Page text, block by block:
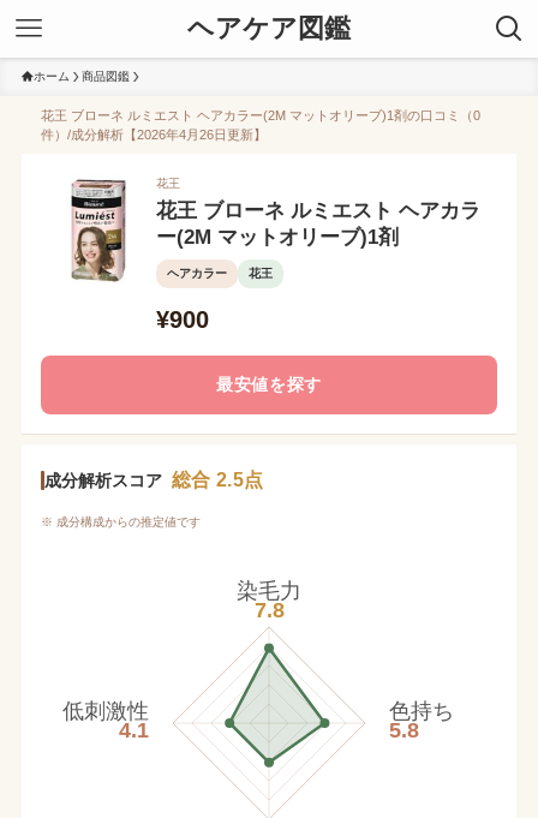
ヘアケア図鑑
ホーム 商品図鑑
花王 ブローネ ルミエスト ヘアカラー(2M マットオリーブ)1剤の口コミ（0
件）/成分解析【2026年4月26日更新】
花王
花王 ブローネ ルミエスト ヘアカラ
ー(2M マットオリーブ)1剤
ヘアカラー 花王
¥900
最安値を探す
成分解析スコア 総合 2.5点
※ 成分構成からの推定値です
染毛力
7.8
色持ち
5.8
低刺激性
4.1